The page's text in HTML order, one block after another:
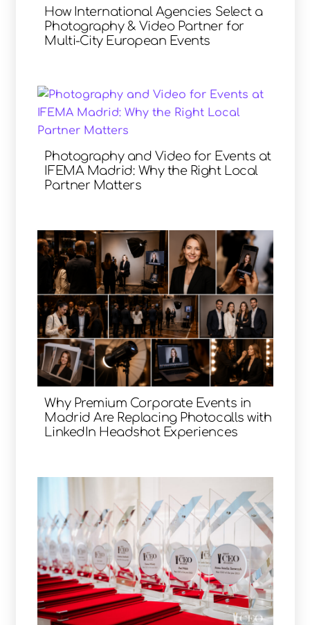
How International Agencies Select a
Photography & Video Partner for
Multi-City European Events
Photography and Video for Events at
IFEMA Madrid: Why the Right Local
Partner Matters
Why Premium Corporate Events in
Madrid Are Replacing Photocalls with
LinkedIn Headshot Experiences